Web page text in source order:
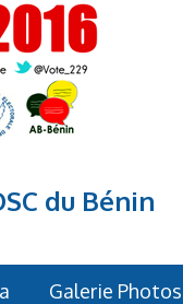
du Bénin
Galerie Photos